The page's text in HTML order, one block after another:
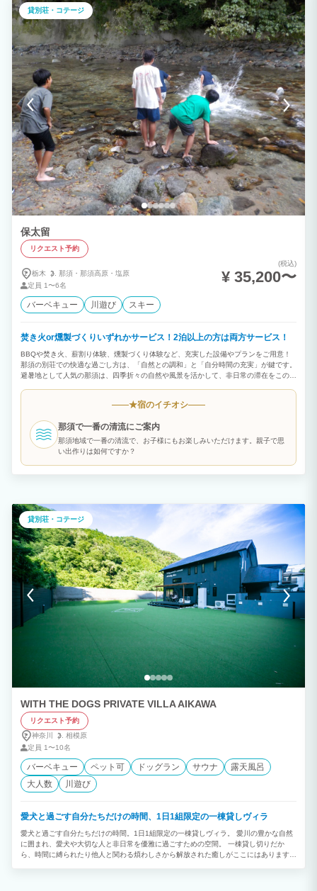
貸別荘・コテージ
保太留
リクエスト予約
栃木 那須・ 那須高原・ 塩原
定員 1〜6名
(税込)
¥ 35,200〜
バーベキュー 川遊び スキー
焚き火or燻製づくりいずれかサービス！2泊以上の方は両方サービス！
BBQや焚き火、薪割り体験、燻製づくり体験など、充実した設備やプランをご用意！
那須の別荘での快適な過ごし方は、「自然との調和」と「自分時間の充実」が鍵です。
避暑地として人気の那須は、四季折々の自然や風景を活かして、非日常の滞在をこの地
伝いも可能です！ 例：お誕生日を「保太留」でお祝を！サプライズ演出。 ※予約時ご
ウト：1時間ごとに2,000円 ご相談承り対応をさせて頂きます。 【オプション】 ⚫︎焚
き火：5,500円 40cmの割った薪×5本 ⚫︎薪割り体験：5,500円 40cmの玉切り×2個 ⚫︎
燻製づくり体験：5,500円 ゆで卵、プロセスチーズ、豚バラ肉、かまぼこ等 ※燻製時
間3時間以内 ⚫︎バーベキューグリル(炭・着火剤付)：6,000円 ※食材別 ※食材をご希望
間コース オプションは事前予約となり、予約リクエスト時にお尋ねください。 【そ
の他】 暖房器具：エアコン(無料)・石油ファンヒーター2台、薪ストーブ - 石油ファン
ヒーター：1泊2台で2,200円 - 薪ストーブ：1泊5,500円 ※お世話がかり付き(オーナー
が火の付け方などサポートいたします) →上記の暖房代(冬季のみ)は宿泊費用に含まれ
ておりません。 正確な料金は事前にお問い合わせいただければお見積りをお出しいた
しますので、お気軽にお問い合わせください。
★宿のイチオシ
那須で一番の清流にご案内
那須地域で一番の清流で、お子様にもお楽しみいただけます。親子で思
い出作りは如何ですか？
貸別荘・コテージ
WITH THE DOGS PRIVATE VILLA AIKAWA
リクエスト予約
神奈川
相模原
定員 1〜10名
バーベキュー ペット可 ドッグラン サウナ
露天風呂
大人数
川遊び
愛犬と過ごす自分たちだけの時間、1日1組限定の一棟貸しヴィラ
愛犬と過ごす自分たちだけの時間。1日1組限定の一棟貸しヴィラ。 愛川の豊かな自然
に囲まれ、愛犬や大切な人と非日常を優雅に過ごすための空間。 一棟貸し切りだか
ら、時間に縛られたり他人と関わる煩わしさから解放された癒しがここにはあります。